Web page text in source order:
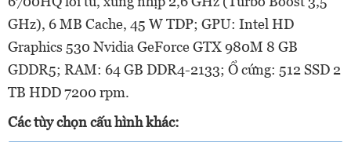
GHz), 6 MB Cache, 45 W TDP; GPU: Intel HD
Graphics 530 Nvidia GeForce GTX 980M 8 GB
GDDR5; RAM: 64 GB DDR4-2133; Ổ cứng: 512 SSD 2
TB HDD 7200 rpm.
Các tùy chọn cấu hình khác: